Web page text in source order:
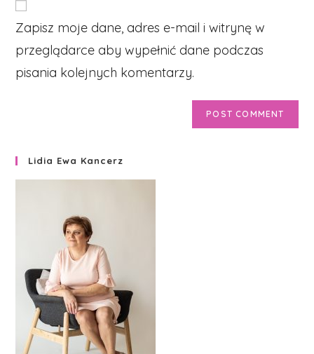
URL
(optional)
Zapisz moje dane, adres e-mail i witrynę w
przeglądarce aby wypełnić dane podczas
pisania kolejnych komentarzy.
Lidia Ewa Kancerz